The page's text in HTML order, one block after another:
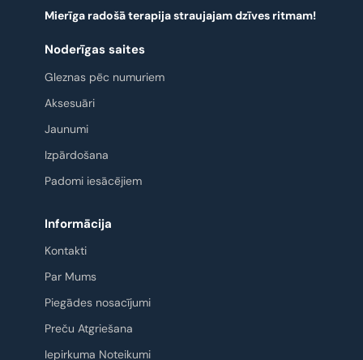
Mierīga radošā terapija straujajam dzīves ritmam!
Noderīgas saites
Gleznas pēc numuriem
Aksesuāri
Jaunumi
Izpārdošana
Padomi iesācējiem
Informācija
Kontakti
Par Mums
Piegādes nosacījumi
Preču Atgriešana
Iepirkuma Noteikumi